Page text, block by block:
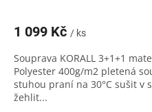
1 099 Kč / ks
Souprava KORALL 3+1+1
Polyester 400g/m2 pletená
stuhou praní na 30°C sušit v
žehlit...